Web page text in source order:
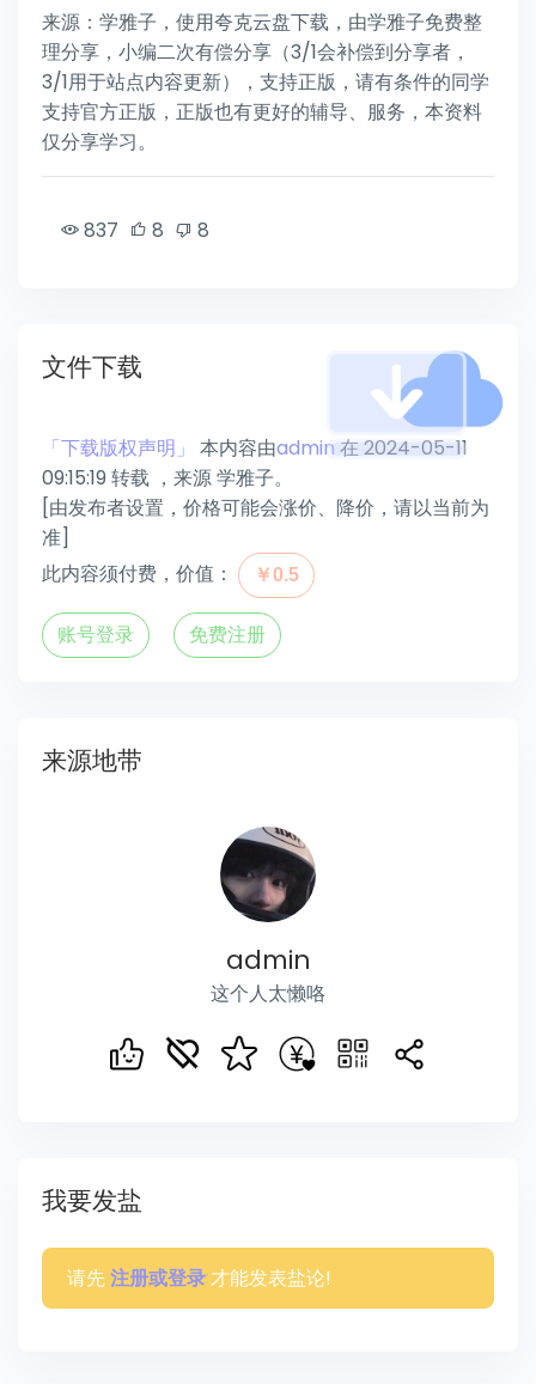
来源：学雅子，使用夸克云盘下载，由学雅子免费整
理分享，小编二次有偿分享（3/1会补偿到分享者，
3/1用于站点内容更新），支持正版，请有条件的同学
支持官方正版，正版也有更好的辅导、服务，本资料
仅分享学习。
837 8 8
文件下载
「下载版权声明」 本内容由admin在 2024-05-11
09:15:19 转载 ，来源 学雅子。
[由发布者设置，价格可能会涨价、降价，请以当前为
准]
此内容须付费，价值：
￥0.5
账号登录 免费注册
来源地带
admin
这个人太懒咯
我要发盐
请先 注册或登录 才能发表盐论!